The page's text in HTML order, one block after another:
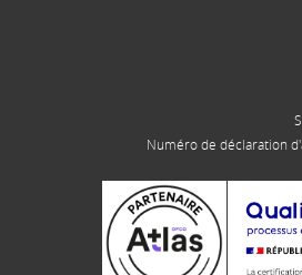
Numéro de déclaration